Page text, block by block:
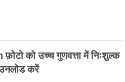
को उच्च गुणवत्ता में निःशुल्क
करें